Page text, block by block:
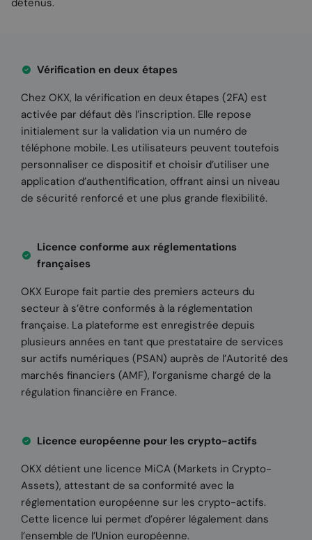
détenus.
Vérification en deux étapes
Chez OKX, la vérification en deux étapes (2FA) est
activée par défaut dès l’inscription. Elle repose
initialement sur la validation via un numéro de
téléphone mobile. Les utilisateurs peuvent toutefois
personnaliser ce dispositif et choisir d’utiliser une
application d’authentification, offrant ainsi un niveau
de sécurité renforcé et une plus grande flexibilité.
Licence conforme aux réglementations
françaises
OKX Europe fait partie des premiers acteurs du
secteur à s’être conformés à la réglementation
française. La plateforme est enregistrée depuis
plusieurs années en tant que prestataire de services
sur actifs numériques (PSAN) auprès de l’Autorité des
marchés financiers (AMF), l’organisme chargé de la
régulation financière en France.
Licence européenne pour les crypto-actifs
OKX détient une licence MiCA (Markets in Crypto-
Assets), attestant de sa conformité avec la
réglementation européenne sur les crypto-actifs.
Cette licence lui permet d’opérer légalement dans
l’ensemble de l’Union européenne.